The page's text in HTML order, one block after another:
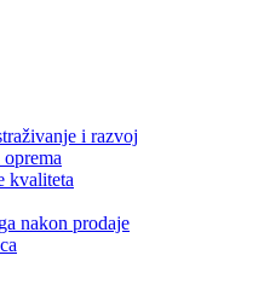
i razvoj
kvaliteta
nakon prodaje